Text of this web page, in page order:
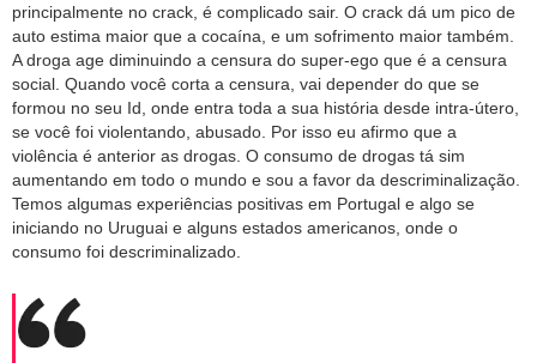
principalmente no crack, é complicado sair. O crack dá um pico de
auto estima maior que a cocaína, e um sofrimento maior também.
A droga age diminuindo a censura do super-ego que é a censura
social. Quando você corta a censura, vai depender do que se
formou no seu Id, onde entra toda a sua história desde intra-útero,
se você foi violentando, abusado. Por isso eu afirmo que a
violência é anterior as drogas. O consumo de drogas tá sim
aumentando em todo o mundo e sou a favor da descriminalização.
Temos algumas experiências positivas em Portugal e algo se
iniciando no Uruguai e alguns estados americanos, onde o
consumo foi descriminalizado.